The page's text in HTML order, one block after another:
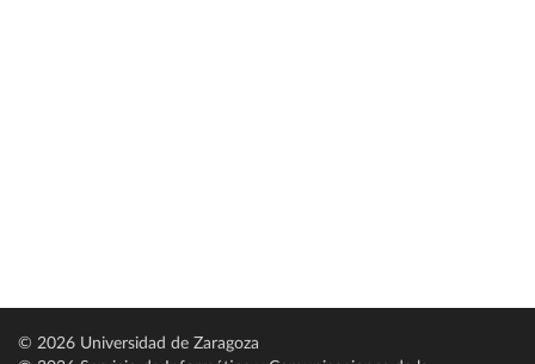
© 2026 Universidad de Zaragoza